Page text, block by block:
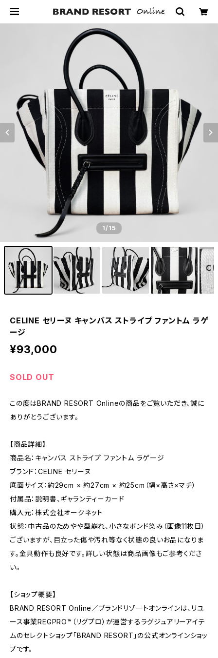
1/15
CELINE セリーヌ キャンバス ストライプ ファントム ラゲ
ージ
¥93,000
SOLD OUT
この度はBRAND RESORT Onlineの商品をご覧いただき、誠に
ありがとうございます。
【商品詳細】
商品名：キャンバス ストライプ ファントム ラゲージ
ブランド：CELINE セリーヌ
底面サイズ：約29cm × 約27cm × 約25cm（幅×高さ×マチ）
付属品：説明書、ギャランティーカード
購入元：株式会社オークネット
状態：中古品のためやや型崩れ、小さなボンド染み（画像11枚目）
ございますが、目立った傷や汚れ等なく状態の良いお品になりま
す。金具動作も良好です。詳しい状態は商品画像もご参考くださ
い。
【ショップ概要】
BRAND RESORT Online／ブランドリゾートオンラインは、リユ
ース事業REGPRO™（リグプロ）が運営するラグジュアリーアイテ
ムのセレクトショップ「BRAND RESORT」の公式オンラインショッ
プです。